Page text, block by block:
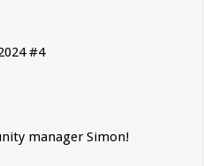
#4
manager Simon!